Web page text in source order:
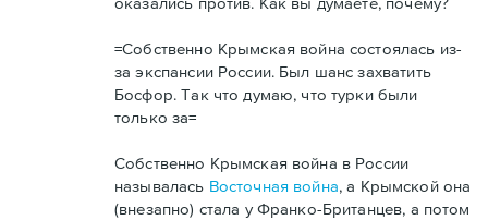
=Собственно Крымская война состоялась из-
за экспансии России. Был шанс захватить
Босфор. Так что думаю, что турки были
только за=
Собственно Крымская война в России
называлась Восточная война, а Крымской она
(внезапно) стала у Франко-Британцев, а потом